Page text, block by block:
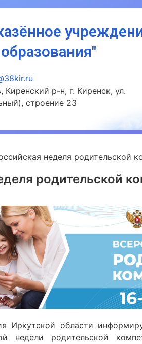
р-н, г. Киренск, ул.
строение 23
неделя родительской
родительской
Иркутской области
недели родительской